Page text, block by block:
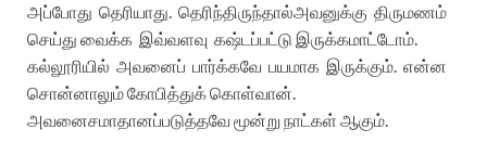
அப்போது தெரியாது. தெரிந்திருந்தால்அவனுக்கு திருமணம்
செய்து வைக்க இவ்வளவு கஷ்டப்பட்டு இருக்கமாட்டோம்.
கல்லூரியில் அவனைப் பார்க்கவே பயமாக இருக்கும். என்ன
சொன்னாலும்கோபித்துக்கொள்வான்.
அவனைசமாதானப்படுத்தவே மூன்று நாட்கள் ஆகும்.